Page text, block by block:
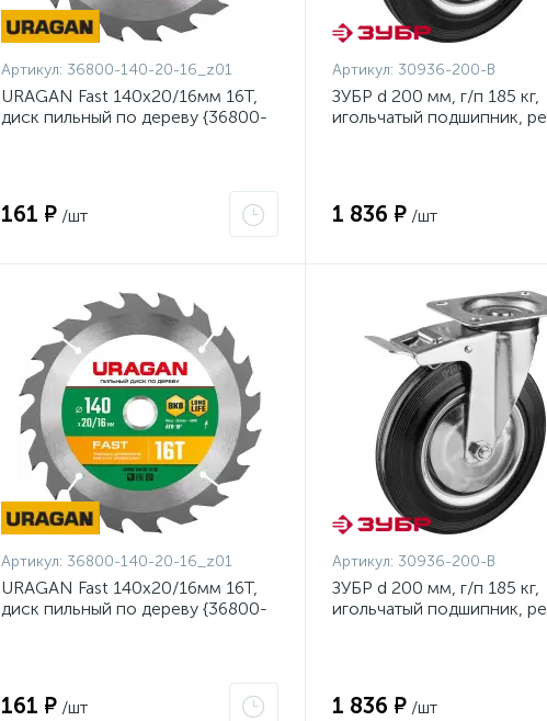
Артикул: 36800-140-20-16_z01
URAGAN Fast 140x20/16мм 16Т,
диск пильный по дереву {36800-
161 ₽ /шт
Артикул: 30936-200-B
ЗУБР d 200 мм, г/п 185 кг,
игольчатый подшипник,
1 836 ₽ /шт
Артикул: 36800-140-20-16_z01
URAGAN Fast 140x20/16мм 16Т,
диск пильный по дереву {36800-
161 ₽ /шт
Артикул: 30936-200-B
ЗУБР d 200 мм, г/п 185 кг,
игольчатый подшипник,
1 836 ₽ /шт